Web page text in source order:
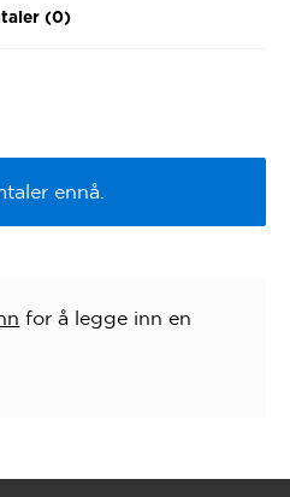
(0)
ennå.
for å legge inn en